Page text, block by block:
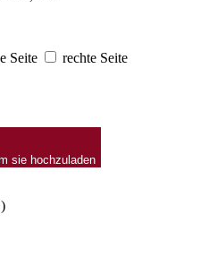
Seite
rechte Seite
sie hochzuladen